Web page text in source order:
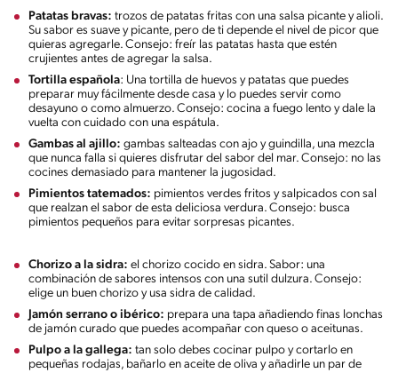
Patatas bravas: trozos de patatas fritas con una salsa picante y alioli.
Su sabor es suave y picante, pero de ti depende el nivel de picor que
quieras agregarle. Consejo: freír las patatas hasta que estén
crujientes antes de agregar la salsa.
Tortilla española: Una tortilla de huevos y patatas que puedes
preparar muy fácilmente desde casa y lo puedes servir como
desayuno o como almuerzo. Consejo: cocina a fuego lento y dale la
vuelta con cuidado con una espátula.
Gambas al ajillo: gambas salteadas con ajo y guindilla, una mezcla
que nunca falla si quieres disfrutar del sabor del mar. Consejo: no las
cocines demasiado para mantener la jugosidad.
Pimientos tatemados: pimientos verdes fritos y salpicados con sal
que realzan el sabor de esta deliciosa verdura. Consejo: busca
pimientos pequeños para evitar sorpresas picantes.
Chorizo a la sidra: el chorizo cocido en sidra. Sabor: una
combinación de sabores intensos con una sutil dulzura. Consejo:
elige un buen chorizo y usa sidra de calidad.
Jamón serrano o ibérico: prepara una tapa añadiendo finas lonchas
de jamón curado que puedes acompañar con queso o aceitunas.
Pulpo a la gallega: tan solo debes cocinar pulpo y cortarlo en
pequeñas rodajas, bañarlo en aceite de oliva y añadirle un par de